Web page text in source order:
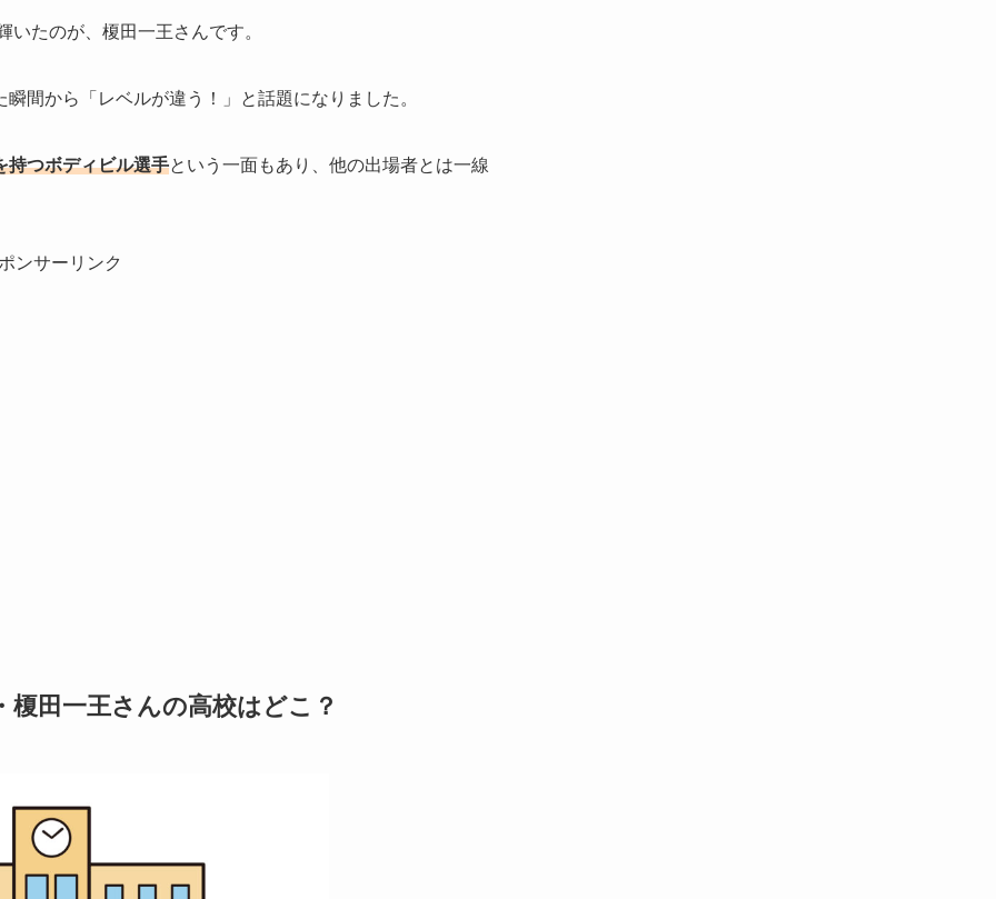
たのが、榎田一王さんです。
間から「レベルが違う！」と話題になりました。
持つボディビル選手という一面もあり、他の出場者とは一線
ンサーリンク
田一王さんの高校はどこ？